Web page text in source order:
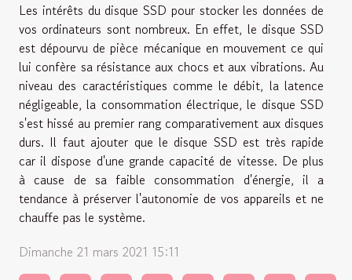
Les intérêts du disque SSD pour stocker les données de
vos ordinateurs sont nombreux. En effet, le disque SSD
est dépourvu de pièce mécanique en mouvement ce qui
lui confère sa résistance aux chocs et aux vibrations. Au
niveau des caractéristiques comme le débit, la latence
négligeable, la consommation électrique, le disque SSD
s'est hissé au premier rang comparativement aux disques
durs. Il faut ajouter que le disque SSD est très rapide
car il dispose d'une grande capacité de vitesse. De plus
à cause de sa faible consommation d'énergie, il a
tendance à préserver l'autonomie de vos appareils et ne
chauffe pas le système.
Dimanche 21 mars 2021 15:11